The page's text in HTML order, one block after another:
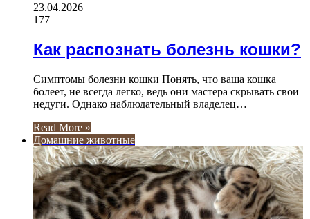
23.04.2026
177
Как распознать болезнь кошки?
Симптомы болезни кошки Понять, что ваша кошка
болеет, не всегда легко, ведь они мастера скрывать свои
недуги. Однако наблюдательный владелец…
Read More »
Домашние животные